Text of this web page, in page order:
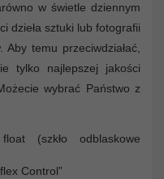
w świetle dziennym
dzieła sztuki lub fotografii
temu przeciwdziałać,
tylko najlepszej jakości
wybrać Państwo z
(szkło odblaskowe
Control”